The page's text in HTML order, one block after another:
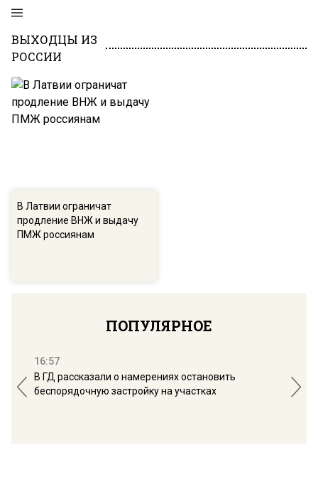
ВЫХОДЦЫ ИЗ
РОССИИ
В Латвии ограничат
продление ВНЖ и выдачу
ПМЖ россиянам
ПОПУЛЯРНОЕ
16:57
В ГД рассказали о намерениях остановить
беспорядочную застройку на участках